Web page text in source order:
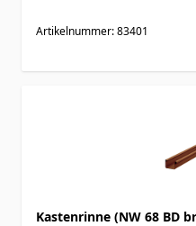
Artikelnummer: 83401
Kastenrinne (NW 68 BD